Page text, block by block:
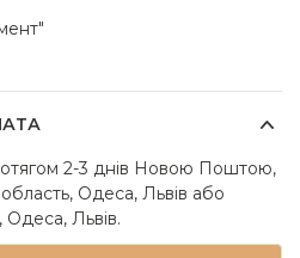
2-3 днів Новою Поштою,
Одеса, Львів або
Одеса, Львів.